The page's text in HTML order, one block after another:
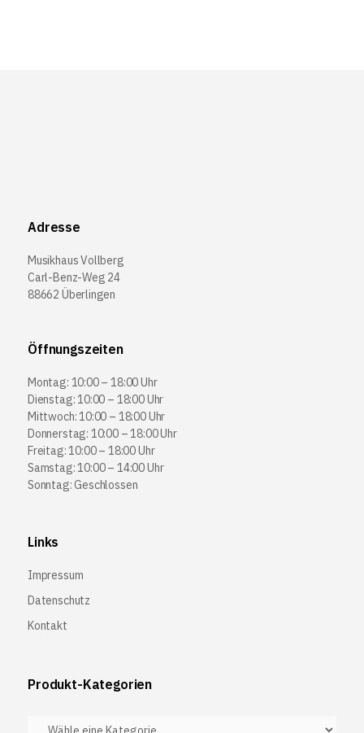
Adresse
Musikhaus Vollberg
Carl-Benz-Weg 24
88662 Überlingen
Öffnungszeiten
Montag: 10:00 – 18:00 Uhr
Dienstag: 10:00 – 18:00 Uhr
Mittwoch: 10:00 – 18:00 Uhr
Donnerstag: 10:00 – 18:00 Uhr
Freitag: 10:00 – 18:00 Uhr
Samstag: 10:00 – 14:00 Uhr
Sonntag: Geschlossen
Links
Impressum
Datenschutz
Kontakt
Produkt-Kategorien